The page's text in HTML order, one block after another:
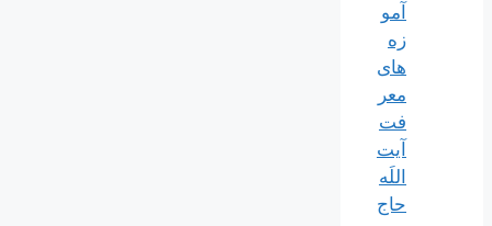
آمو
زه
های
معر
فت
آیت
اللَه
حاج